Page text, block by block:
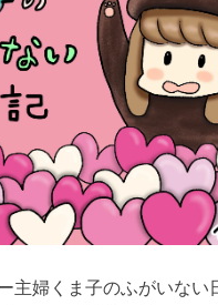
主婦くま子のふがいない